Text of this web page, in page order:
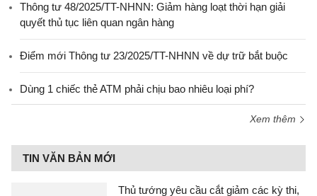
Thông tư 48/2025/TT-NHNN: Giảm hàng loạt thời hạn giải
quyết thủ tục liên quan ngân hàng
Điểm mới Thông tư 23/2025/TT-NHNN về dự trữ bắt buộc
Dùng 1 chiếc thẻ ATM phải chịu bao nhiêu loại phí?
Xem thêm
TIN VĂN BẢN MỚI
Thủ tướng yêu cầu cắt giảm các kỳ thi,